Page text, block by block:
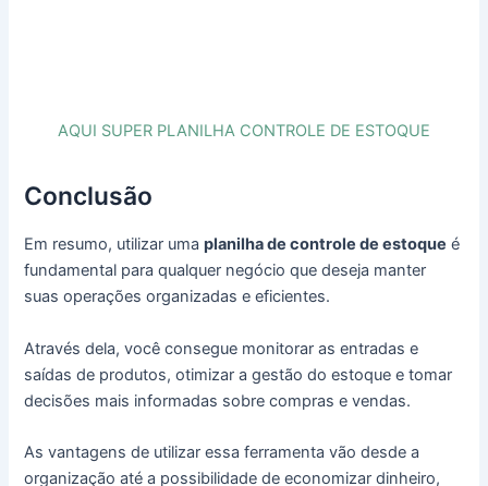
AQUI SUPER PLANILHA CONTROLE DE ESTOQUE
Conclusão
Em resumo, utilizar umaplanilha de controle de estoque é
fundamental para qualquer negócio que deseja manter
suas operações organizadas e eficientes.
Através dela, você consegue monitorar as entradas e
saídas de produtos, otimizar a gestão do estoque e tomar
decisões mais informadas sobre compras e vendas.
As vantagens de utilizar essa ferramenta vão desde a
organização até a possibilidade de economizar dinheiro,